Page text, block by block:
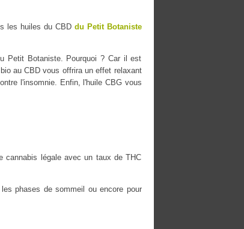
les huiles du CBD du Petit Botaniste
Petit Botaniste. Pourquoi ? Car il est
au CBD vous offrira un effet relaxant
l'insomnie. Enfin, l'huile CBG vous
cannabis légale avec un taux de THC
phases de sommeil ou encore pour